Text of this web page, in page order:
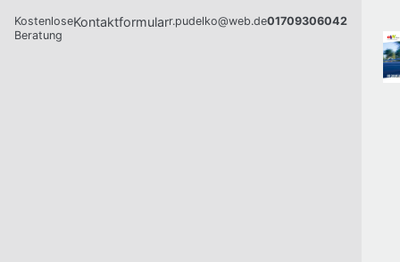
Kostenlose
Beratung
Kontaktformularr.pudelko@web.de01709306042